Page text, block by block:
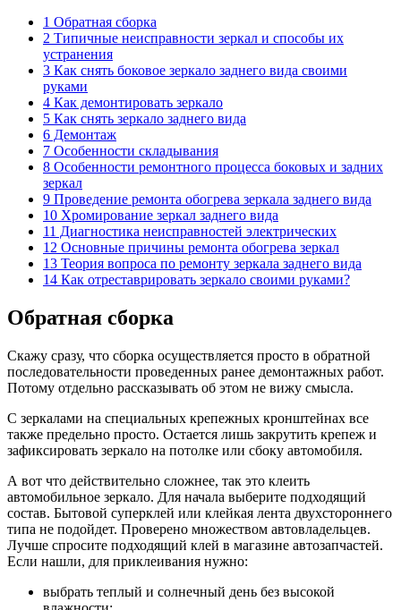
1 Обратная сборка
2 Типичные неисправности зеркал и способы их
устранения
3 Как снять боковое зеркало заднего вида своими
руками
4 Как демонтировать зеркало
5 Как снять зеркало заднего вида
6 Демонтаж
7 Особенности складывания
8 Особенности ремонтного процесса боковых и задних
зеркал
9 Проведение ремонта обогрева зеркала заднего вида
10 Хромирование зеркал заднего вида
11 Диагностика неисправностей электрических
12 Основные причины ремонта обогрева зеркал
13 Теория вопроса по ремонту зеркала заднего вида
14 Как отреставрировать зеркало своими руками?
Обратная сборка
Скажу сразу, что сборка осуществляется просто в обратной
последовательности проведенных ранее демонтажных работ.
Потому отдельно рассказывать об этом не вижу смысла.
С зеркалами на специальных крепежных кронштейнах все
также предельно просто. Остается лишь закрутить крепеж и
зафиксировать зеркало на потолке или сбоку автомобиля.
А вот что действительно сложнее, так это клеить
автомобильное зеркало. Для начала выберите подходящий
состав. Бытовой суперклей или клейкая лента двухстороннего
типа не подойдет. Проверено множеством автовладельцев.
Лучше спросите подходящий клей в магазине автозапчастей.
Если нашли, для приклеивания нужно:
выбрать теплый и солнечный день без высокой